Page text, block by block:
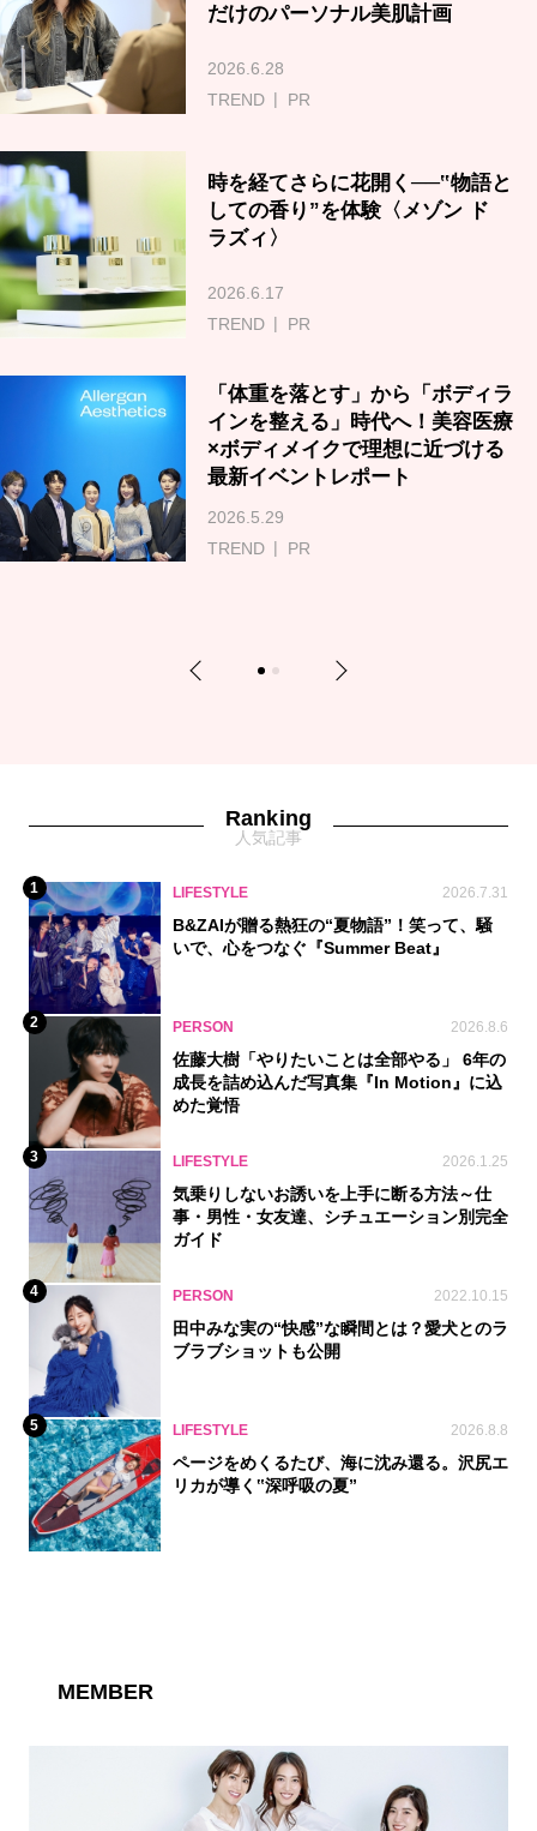
だけのパーソナル美肌計画
2026.6.28
TREND
PR
時を経てさらに花開く──‟物語と
しての香り”を体験〈メゾン ド
ラズィ〉
2026.6.17
TREND
PR
「体重を落とす」から「ボディラ
インを整える」時代へ！美容医療
×ボディメイクで理想に近づける
最新イベントレポート
2026.5.29
TREND
PR
Previous 1 2 Next
Ranking
人気記事
1 LIFESTYLE 2026.7.31
B&ZAIが贈る熱狂の“夏物語”！笑って、騒
いで、心をつなぐ『Summer Beat』
2 PERSON 2026.8.6
佐藤大樹「やりたいことは全部やる」 6年の
成長を詰め込んだ写真集『In Motion』に込
めた覚悟
3 LIFESTYLE 2026.1.25
気乗りしないお誘いを上手に断る方法～仕
事・男性・女友達、シチュエーション別完全
ガイド
4 PERSON 2022.10.15
田中みな実の“快感”な瞬間とは？愛犬とのラ
ブラブショットも公開
5 LIFESTYLE 2026.8.8
ページをめくるたび、海に沈み還る。沢尻エ
リカが導く‟深呼吸の夏”
MEMBER